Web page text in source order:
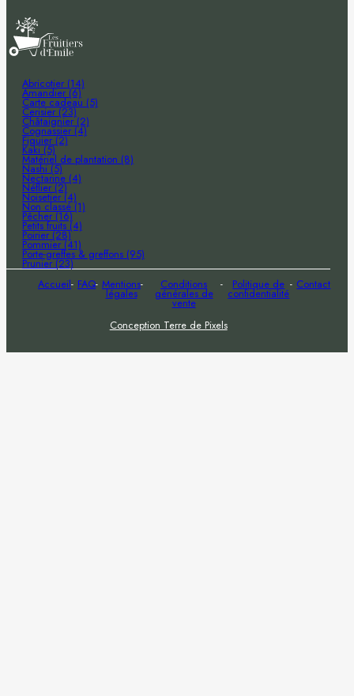
Abricotier (14)
Amandier (6)
Carte cadeau (5)
Cerisier (23)
Châtaignier (2)
Cognassier (4)
Figuier (2)
Kaki (5)
Matériel de plantation (8)
Nashi (5)
Nectarine (4)
Néflier (2)
Noisetier (4)
Non classé (1)
Pêcher (16)
Petits fruits (4)
Poirier (28)
Pommier (41)
Porte-greffes & greffons (95)
Prunier (23)
Accueil FAQ Mentions
légales
Conditions
générales de
vente
Politique de
confidentialité
Contact
Conception Terre de Pixels